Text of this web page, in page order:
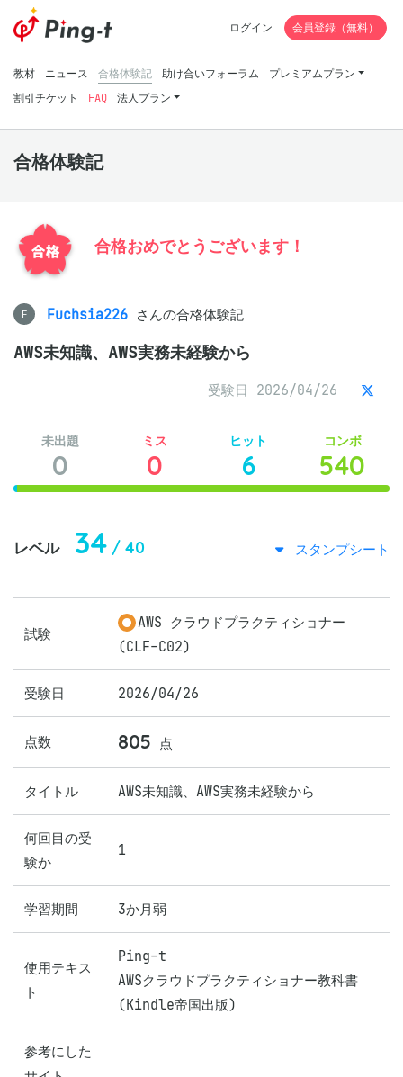
教材 ニュース 合格体験記 助け合いフォーラム
プレミアムプラン
割引チケット
FAQ 法人プラン
ログイン 会員登録（無料）
合格体験記
合格おめでとうございます！
F Fuchsia226 さんの合格体験記
AWS未知識、AWS実務未経験から
受験日 2026/04/26
未出題
0
ミス
0
ヒット
6
コンボ
540
レベル 34 / 40 スタンプシート
試験
AWS クラウドプラクティショナー
(CLF-C02)
受験日 2026/04/26
点数 805 点
タイトル AWS未知識、AWS実務未経験から
何回目の受
験か
1
学習期間 3か月弱
使用テキス
ト
Ping-t
AWSクラウドプラクティショナー教科書
(Kindle帝国出版)
参考にした